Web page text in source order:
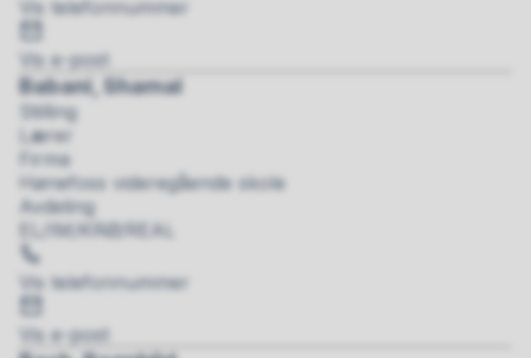
Vis telefonnummer
post
Vis e-post
Babani, Shamal
Stilling
Lærer
Firma
Hønefoss videregående skole
Avdeling
EL/IM/KRØ/REAL
Vis telefonnummer
post
Vis e-post